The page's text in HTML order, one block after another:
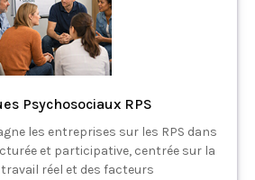
Psychosociaux RPS
les entreprises sur les RPS dans
et participative, centrée sur la
réel et des facteurs